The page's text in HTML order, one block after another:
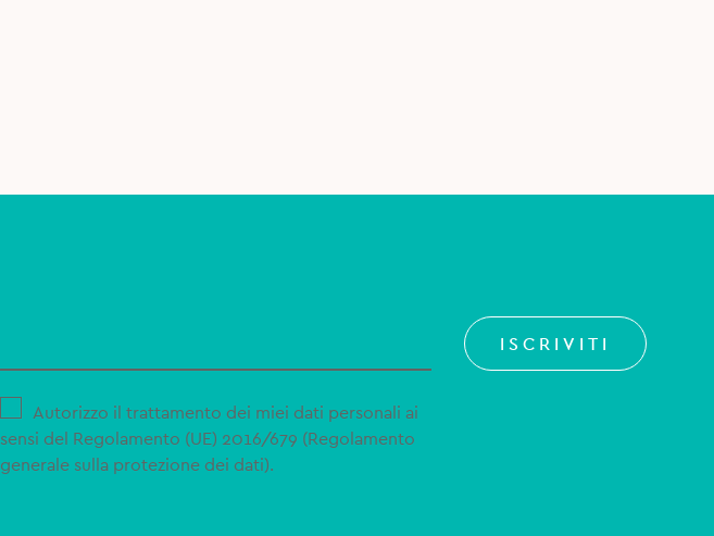
Autorizzo il trattamento dei miei dati personali ai
sensi del Regolamento (UE) 2016/679 (Regolamento
generale sulla protezione dei dati).
ISCRIVITI